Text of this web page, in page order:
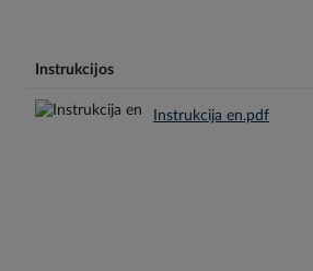
Instrukcijos
Instrukcija en.pdf